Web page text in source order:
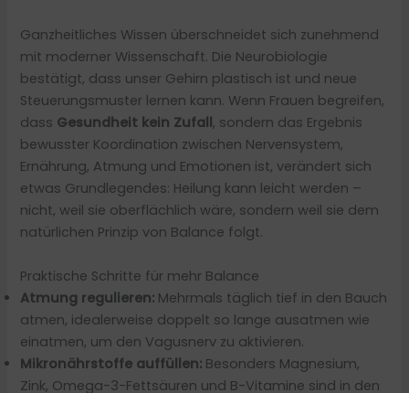
Ganzheitliches Wissen überschneidet sich zunehmend
mit moderner Wissenschaft. Die Neurobiologie
bestätigt, dass unser Gehirn plastisch ist und neue
Steuerungsmuster lernen kann. Wenn Frauen begreifen,
dass Gesundheit kein Zufall, sondern das Ergebnis
bewusster Koordination zwischen Nervensystem,
Ernährung, Atmung und Emotionen ist, verändert sich
etwas Grundlegendes: Heilung kann leicht werden –
nicht, weil sie oberflächlich wäre, sondern weil sie dem
natürlichen Prinzip von Balance folgt.
Praktische Schritte für mehr Balance
Atmung regulieren: Mehrmals täglich tief in den Bauch
atmen, idealerweise doppelt so lange ausatmen wie
einatmen, um den Vagusnerv zu aktivieren.
Mikronährstoffe auffüllen: Besonders Magnesium,
Zink, Omega-3-Fettsäuren und B-Vitamine sind in den